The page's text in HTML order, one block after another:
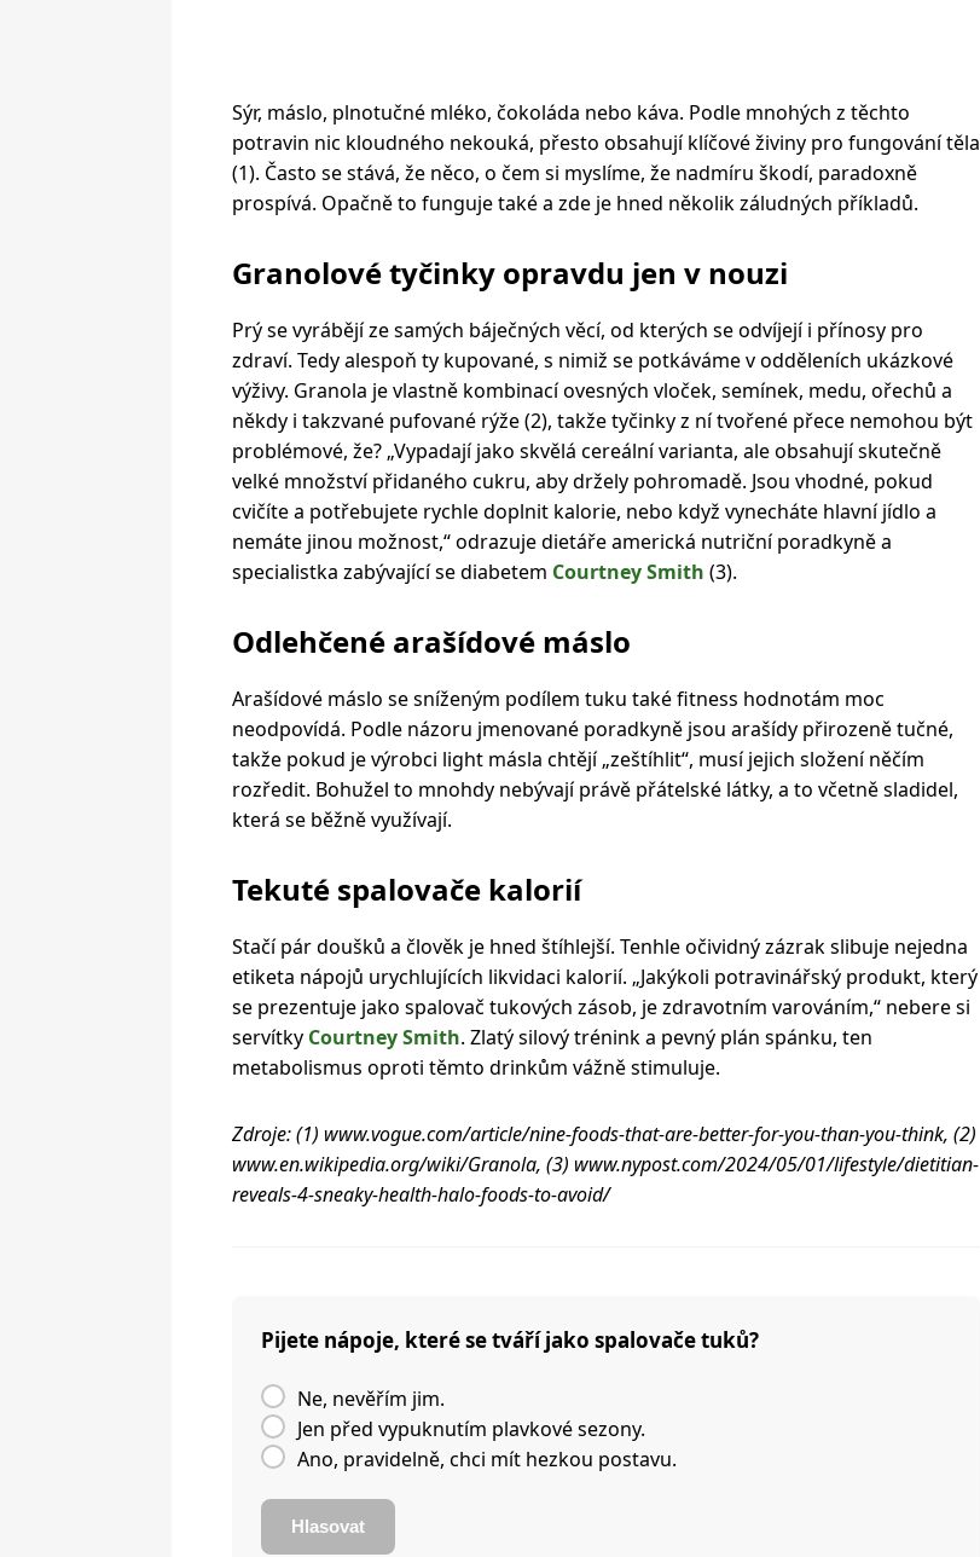
Sýr, máslo, plnotučné mléko, čokoláda nebo káva. Podle mnohých z těchto
potravin nic kloudného nekouká, přesto obsahují klíčové živiny pro fungování těla
(1). Často se stává, že něco, o čem si myslíme, že nadmíru škodí, paradoxně
prospívá. Opačně to funguje také a zde je hned několik záludných příkladů.
Granolové tyčinky opravdu jen v nouzi
Prý se vyrábějí ze samých báječných věcí, od kterých se odvíjejí i přínosy pro
zdraví. Tedy alespoň ty kupované, s nimiž se potkáváme v odděleních ukázkové
výživy. Granola je vlastně kombinací ovesných vloček, semínek, medu, ořechů a
někdy i takzvané pufované rýže (2), takže tyčinky z ní tvořené přece nemohou být
problémové, že? „Vypadají jako skvělá cereální varianta, ale obsahují skutečně
velké množství přidaného cukru, aby držely pohromadě. Jsou vhodné, pokud
cvičíte a potřebujete rychle doplnit kalorie, nebo když vynecháte hlavní jídlo a
nemáte jinou možnost,“ odrazuje dietáře americká nutriční poradkyně a
specialistka zabývající se diabetem Courtney Smith (3).
Odlehčené arašídové máslo
Arašídové máslo se sníženým podílem tuku také fitness hodnotám moc
neodpovídá. Podle názoru jmenované poradkyně jsou arašídy přirozeně tučné,
takže pokud je výrobci light másla chtějí „zeštíhlit“, musí jejich složení něčím
rozředit. Bohužel to mnohdy nebývají právě přátelské látky, a to včetně sladidel,
která se běžně využívají.
Tekuté spalovače kalorií
Stačí pár doušků a člověk je hned štíhlejší. Tenhle očividný zázrak slibuje nejedna
etiketa nápojů urychlujících likvidaci kalorií. „Jakýkoli potravinářský produkt, který
se prezentuje jako spalovač tukových zásob, je zdravotním varováním,“ nebere si
servítky Courtney Smith. Zlatý silový trénink a pevný plán spánku, ten
metabolismus oproti těmto drinkům vážně stimuluje.
Zdroje: (1) www.vogue.com/article/nine-foods-that-are-better-for-you-than-you-think, (2)
www.en.wikipedia.org/wiki/Granola, (3) www.nypost.com/2024/05/01/lifestyle/dietitian-
reveals-4-sneaky-health-halo-foods-to-avoid/
Pijete nápoje, které se tváří jako spalovače tuků?
Ne, nevěřím jim.
Jen před vypuknutím plavkové sezony.
Ano, pravidelně, chci mít hezkou postavu.
Hlasovat